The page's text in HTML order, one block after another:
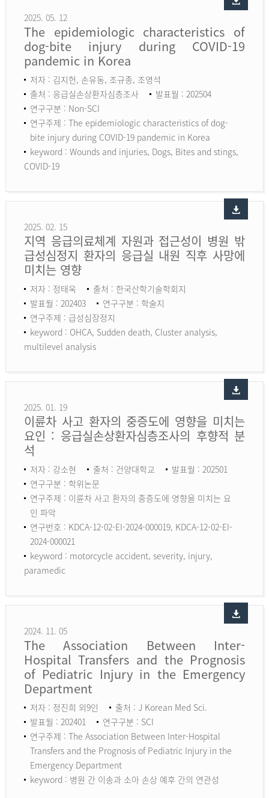
2025. 05. 12
The epidemiologic characteristics of
dog-bite injury during COVID-19
pandemic in Korea
저자 : 김지헌, 손유동, 조규종, 조영석
출처 : 응급실손상환자심층조사
발표월 : 202504
연구구분 : Non-SCI
연구주제 : The epidemiologic characteristics of dog-
bite injury during COVID-19 pandemic in Korea
keyword : Wounds and injuries, Dogs, Bites and stings,
COVID-19
2025. 02. 15
지역 응급의료체계 자원과 접근성이 병원 밖
급성심정지 환자의 응급실 내원 직후 사망에
미치는 영향
저자 : 정태욱
출처 : 한국산학기술학회지
발표월 : 202403
연구구분 : 학술지
연구주제 : 급성심장정지
keyword : OHCA, Sudden death, Cluster analysis,
multilevel analysis
2025. 01. 19
이륜차 사고 환자의 중증도에 영향을 미치는
요인 : 응급실손상환자심층조사의 후향적 분
석
저자 : 강소현 출처 : 건양대학교
발표월 : 202501
연구구분 : 학위논문
연구주제 : 이륜차 사고 환자의 중증도에 영향을 미치는 요
인 파악
연구번호 : KDCA-12-02-EI-2024-000019, KDCA-12-02-EI-
2024-000021
keyword : motorcycle accident, severity, injury,
paramedic
2024. 11. 05
The Association Between Inter-
Hospital Transfers and the Prognosis
of Pediatric Injury in the Emergency
Department
저자 : 정진희 외9인
출처 : J Korean Med Sci.
발표월 : 202401
연구구분 : SCI
연구주제 : The Association Between Inter-Hospital
Transfers and the Prognosis of Pediatric Injury in the
Emergency Department
keyword : 병원 간 이송과 소아 손상 예후 간의 연관성